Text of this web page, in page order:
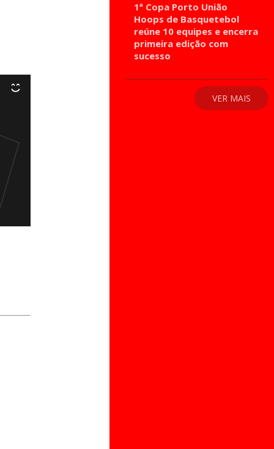
1ª Copa Porto União
Hoops de Basquetebol
reúne 10 equipes e encerra
primeira edição com
sucesso
VER MAIS